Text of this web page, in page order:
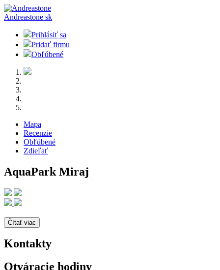
Andreastone sk
Prihlásiť sa
Pridať firmu
Obľúbené
Mapa
Recenzie
Obľúbené
Zdieľať
AquaPark Miraj
Čítať viac
Kontakty
Otváracie hodiny